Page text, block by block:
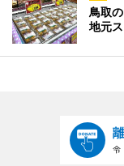
鳥取
地元